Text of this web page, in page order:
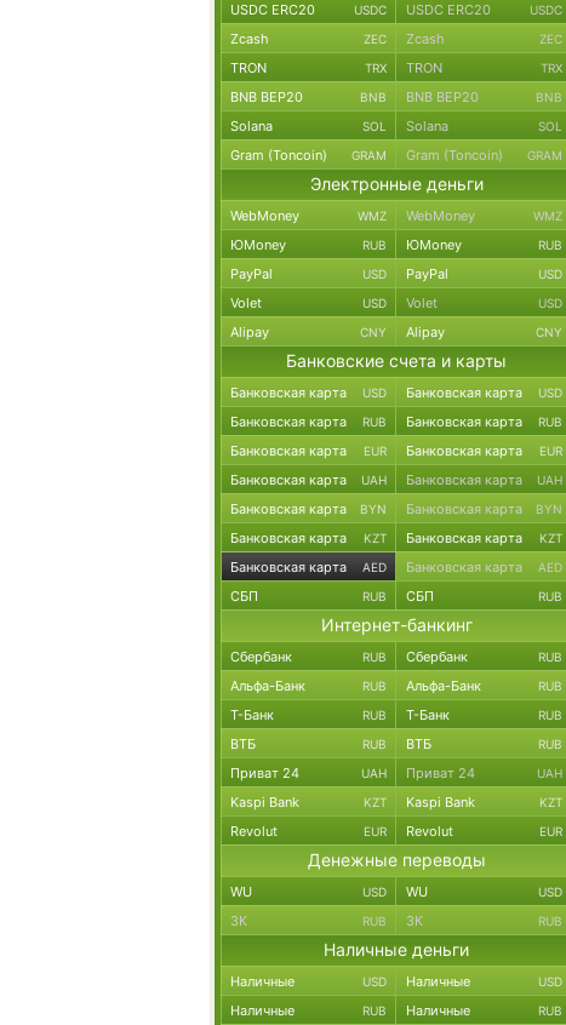
USDC ERC20 USDC USDC ERC20 USDC
Zcash ZEC Zcash ZEC
TRON TRX TRON TRX
BNB BEP20 BNB BNB BEP20 BNB
Solana SOL Solana SOL
Gram (Toncoin) GRAM Gram (Toncoin) GRAM
Электронные деньги
WebMoney WMZ WebMoney WMZ
ЮMoney RUB ЮMoney RUB
PayPal USD PayPal USD
Volet USD Volet USD
Alipay CNY Alipay CNY
Банковские счета и карты
Банковская карта USD Банковская карта USD
Банковская карта RUB Банковская карта RUB
Банковская карта EUR Банковская карта EUR
Банковская карта UAH Банковская карта UAH
Банковская карта BYN Банковская карта BYN
Банковская карта KZT Банковская карта KZT
Банковская карта AED Банковская карта AED
СБП RUB СБП RUB
Интернет-банкинг
Сбербанк RUB Сбербанк RUB
Альфа-Банк RUB Альфа-Банк RUB
Т-Банк RUB Т-Банк RUB
ВТБ RUB ВТБ RUB
Приват 24 UAH Приват 24 UAH
Kaspi Bank KZT Kaspi Bank KZT
Revolut EUR Revolut EUR
Денежные переводы
WU USD WU USD
ЗК RUB ЗК RUB
Наличные деньги
Наличные USD Наличные USD
Наличные RUB Наличные RUB